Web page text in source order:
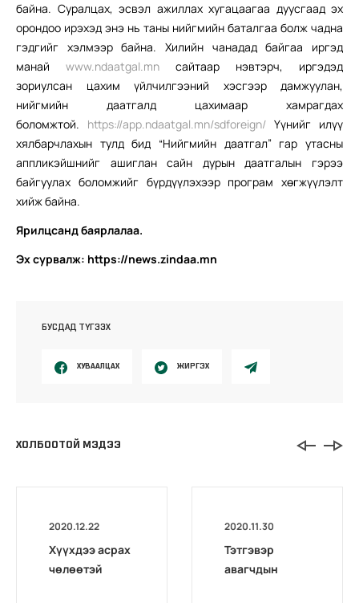
байна. Суралцах, эсвэл ажиллах хугацаагаа дуусгаад эх
орондоо ирэхэд энэ нь таны нийгмийн баталгаа болж чадна
гэдгийг хэлмээр байна. Хилийн чанадад байгаа иргэд
манай www.ndaatgal.mn сайтаар нэвтэрч, иргэдэд
зориулсан цахим үйлчилгээний хэсгээр дамжуулан,
нийгмийн даатгалд цахимаар хамрагдах
боломжтой. https://app.ndaatgal.mn/sdforeign/ Үүнийг илүү
хялбарчлахын тулд бид “Нийгмийн даатгал” гар утасны
аппликэйшнийг ашиглан сайн дурын даатгалын гэрээ
байгуулах боломжийг бүрдүүлэхээр програм хөгжүүлэлт
хийж байна.
Ярилцсанд баярлалаа.
Эх сурвалж: https://news.zindaa.mn
БУСДАД ТҮГЭЭХ
ХУВААЛЦАХ ЖИРГЭХ
ХОЛБООТОЙ МЭДЭЭ
2020.12.22
Хүүхдээ асрах
чөлөөтэй
2020.11.30
Тэтгэвэр
авагчдын